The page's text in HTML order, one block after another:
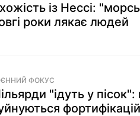
із Нессі:
роки лякає людей
ФОКУС
"ідуть у